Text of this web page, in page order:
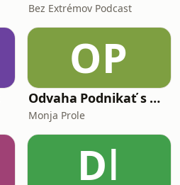
Bez Extrémov Podcast
OP
Odvaha Podnikať s Monjou Prole
Monja Prole
Dǀ